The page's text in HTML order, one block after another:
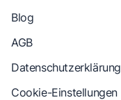
Blog
AGB
Datenschutzerklärung
Cookie-Einstellungen